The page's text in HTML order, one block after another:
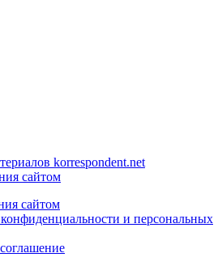
korrespondent.net
сайтом
сайтом
и персональных